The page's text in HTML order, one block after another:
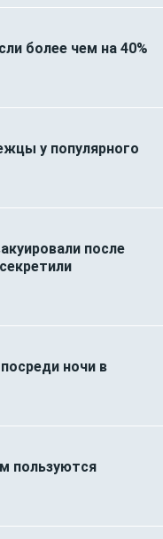
более чем на 40%
у популярного
после
ночи в
пользуются